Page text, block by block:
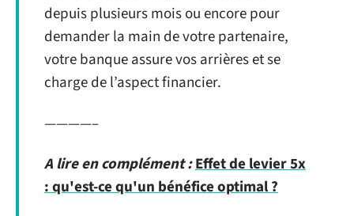
depuis plusieurs mois ou encore pour
demander la main de votre partenaire,
votre banque assure vos arrières et se
charge de l’aspect financier.
————–
A lire en complément :Effet de levier 5x
: qu'est-ce qu'un bénéfice optimal ?